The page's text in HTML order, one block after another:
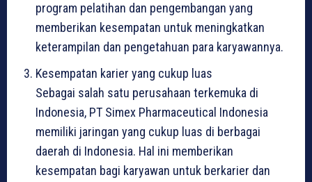
program pelatihan dan pengembangan yang
memberikan kesempatan untuk meningkatkan
keterampilan dan pengetahuan para karyawannya.
Kesempatan karier yang cukup luas
Sebagai salah satu perusahaan terkemuka di
Indonesia, PT Simex Pharmaceutical Indonesia
memiliki jaringan yang cukup luas di berbagai
daerah di Indonesia. Hal ini memberikan
kesempatan bagi karyawan untuk berkarier dan